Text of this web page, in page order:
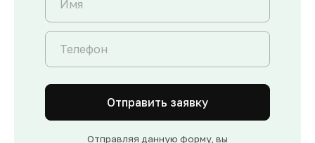
Отправить заявку
Отправляя данную форму, вы